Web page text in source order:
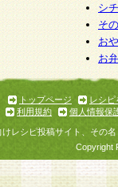
している個人情
には、ご本人
準拠して合理的
の請求先は個
え、当社所定の
プとします。な
をすることがで
シ
そ
お
お
トップページ
レシピ
利用規約
個人情報保
けレシピ投稿サイト、その
Copyright